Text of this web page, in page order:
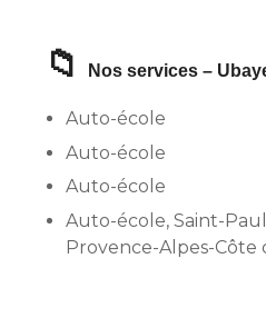
📁 Nos services –
Auto-école
Auto-école
Auto-école
Auto-école, Saint-
Provence-Alpes-Côte